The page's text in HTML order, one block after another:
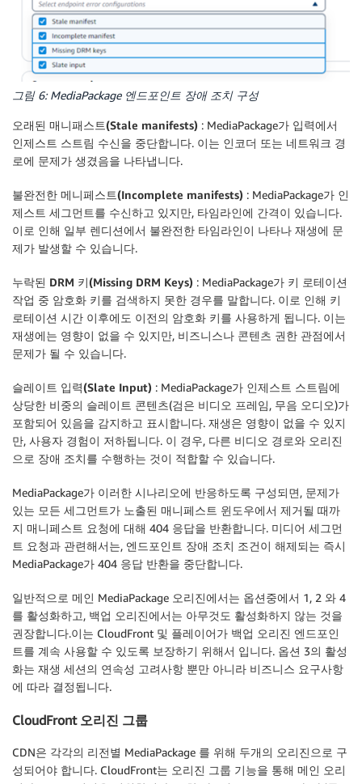
그림 6: MediaPackage 엔드포인트 장애 조치 구성
오래된 매니패스트(Stale manifests) : MediaPackage가 입력에서
인제스트 스트림 수신을 중단합니다. 이는 인코더 또는 네트워크 경
로에 문제가 생겼음을 나타냅니다.
불완전한 메니페스트(Incomplete manifests) : MediaPackage가 인
제스트 세그먼트를 수신하고 있지만, 타임라인에 간격이 있습니다.
이로 인해 일부 렌디션에서 불완전한 타임라인이 나타나 재생에 문
제가 발생할 수 있습니다.
누락된 DRM 키(Missing DRM Keys) : MediaPackage가 키 로테이션
작업 중 암호화 키를 검색하지 못한 경우를 말합니다. 이로 인해 키
로테이션 시간 이후에도 이전의 암호화 키를 사용하게 됩니다. 이는
재생에는 영향이 없을 수 있지만, 비즈니스나 콘텐츠 권한 관점에서
문제가 될 수 있습니다.
슬레이트 입력(Slate Input) : MediaPackage가 인제스트 스트림에
상당한 비중의 슬레이트 콘텐츠(검은 비디오 프레임, 무음 오디오)가
포함되어 있음을 감지하고 표시합니다. 재생은 영향이 없을 수 있지
만, 사용자 경험이 저하됩니다. 이 경우, 다른 비디오 경로와 오리진
으로 장애 조치를 수행하는 것이 적합할 수 있습니다.
MediaPackage가 이러한 시나리오에 반응하도록 구성되면, 문제가
있는 모든 세그먼트가 노출된 매니페스트 윈도우에서 제거될 때까
지 매니페스트 요청에 대해 404 응답을 반환합니다. 미디어 세그먼
트 요청과 관련해서는, 엔드포인트 장애 조치 조건이 해제되는 즉시
MediaPackage가 404 응답 반환을 중단합니다.
일반적으로 메인 MediaPackage 오리진에서는 옵션중에서 1, 2 와 4
를 활성화하고, 백업 오리진에서는 아무것도 활성화하지 않는 것을
권장합니다.이는 CloudFront 및 플레이어가 백업 오리진 엔드포인
트를 계속 사용할 수 있도록 보장하기 위해서 입니다. 옵션 3의 활성
화는 재생 세션의 연속성 고려사항 뿐만 아니라 비즈니스 요구사항
에 따라 결정됩니다.
CloudFront 오리진 그룹
CDN은 각각의 리전별 MediaPackage 를 위해 두개의 오리진으로 구
성되어야 합니다. CloudFront는 오리진 그룹 기능을 통해 메인 오리